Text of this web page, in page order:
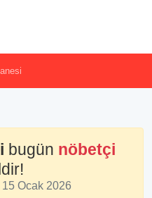
bugün nöbetçi
Ocak 2026